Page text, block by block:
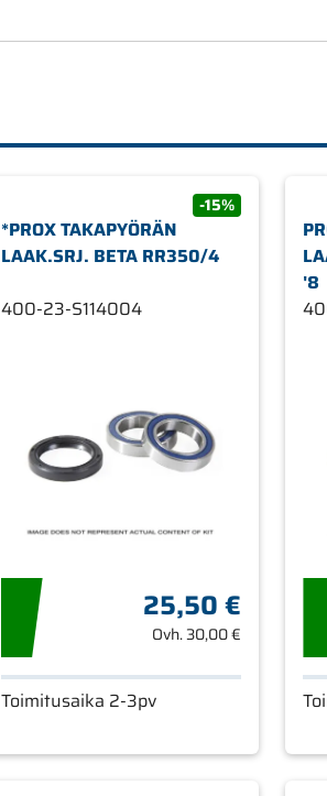
-15%
*PROX TAKAPYÖRÄN
LAAK.SRJ. BETA RR350/4
400-23-S114004
25,50 €
Ovh.30,00 €
Toimitusaika 2-3pv
'8